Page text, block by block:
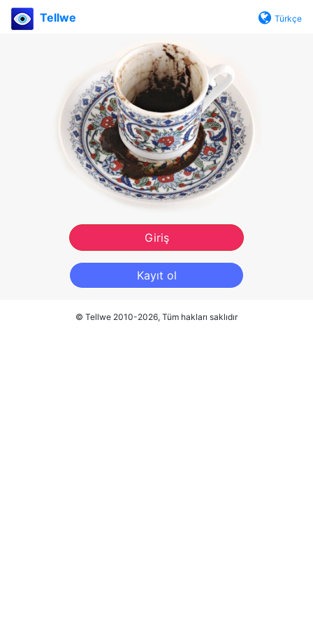
Tellwe Türkçe
Giriş
Kayıt ol
© Tellwe 2010-2026, Tüm hakları saklıdır